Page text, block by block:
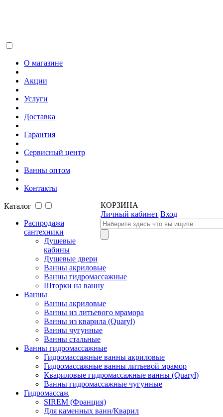
О магазине
Акции
Услуги
Доставка
Гарантия
Сервисный центр
Ванны оптом
Контакты
КОРЗИНА
Личный кабинет Вход
Каталог
Распродажа
сантехники
Душевые
кабины
Душевые двери
Ванны акриловые
Ванны гидромассажные
Шторки на ванну
Ванны
Ванны акриловые
Ванны из литьевого мрамора
Ванны из кварила (Quaryl)
Ванны чугунные
Ванны стальные
Ванны гидромассажные
Гидромассажные ванны акриловые
Гидромассажные ванны литьевой мрамор
Квариловые гидромассажные ванны (Quaryl)
Ванны гидромассажные чугунные
Гидромассаж
SIREM (Франция)
Для каменных ванн/Кварил